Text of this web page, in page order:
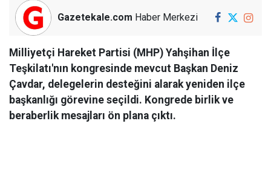
Gazetekale.com Haber Merkezi
Milliyetçi Hareket Partisi (MHP) Yahşihan İlçe
Teşkilatı'nın kongresinde mevcut Başkan Deniz
Çavdar, delegelerin desteğini alarak yeniden ilçe
başkanlığı görevine seçildi. Kongrede birlik ve
beraberlik mesajları ön plana çıktı.